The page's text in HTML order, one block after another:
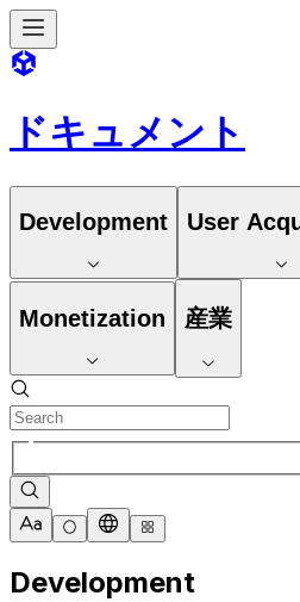
ドキュメント
Development User
Monetization 産業
Development